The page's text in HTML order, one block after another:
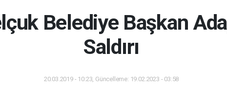
Belediye Başkan
Saldırı
20.03.2019 - 10:23, Güncelleme: 19.02.2023 - 03:58